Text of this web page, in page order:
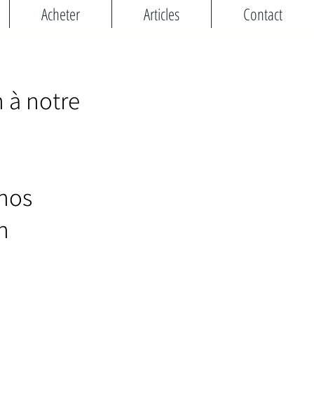
Acheter Articles Contact
à notre